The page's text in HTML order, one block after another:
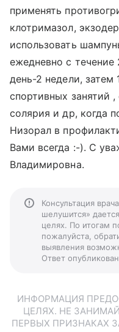
применять
клотримазол,
использовать
ежедневно с течение
день-2 недели, затем
спортивных занятий
солярия и др, когда
Низорал в
Вами всегда :-). С
Владимировна.
Консультация
шелушится»
целях. По итогам
пожалуйста,
выявления
Ответ
ИНФОРМАЦИЯ
ЦЕЛЯХ. НЕ
ПЕРВЫХ ПРИЗНАКАХ